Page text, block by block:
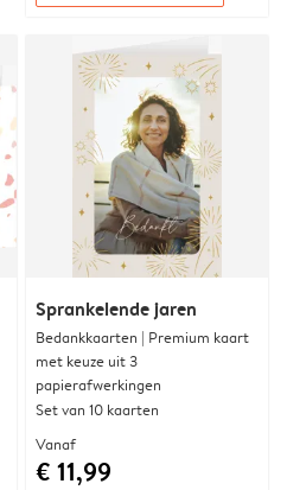
Sprankelende jaren
Bedankkaarten | Premium kaart
met keuze uit 3
papierafwerkingen
Set van 10 kaarten
Vanaf
€ 11,99